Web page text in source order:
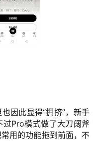
因此显得“拥挤”，新手
过Pro模式做了大刀阔斧
用的功能拖到前面，不